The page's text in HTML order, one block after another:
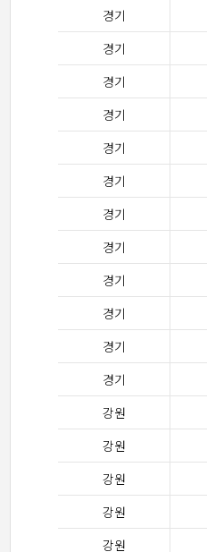
경기
경기
경기
경기
경기
경기
경기
경기
경기
경기
경기
경기
강원
강원
강원
강원
강원